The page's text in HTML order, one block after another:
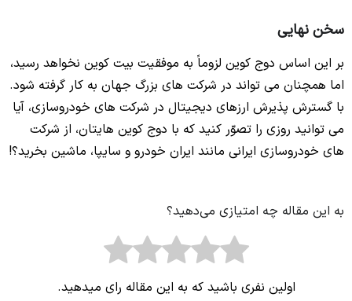
سخن نهایی
بر این اساس دوج کوین لزوماً به موفقیت بیت کوین نخواهد رسید،
اما همچنان می تواند در شرکت های بزرگ جهان به کار گرفته شود.
با گسترش پذیرش ارزهای دیجیتال در شرکت های خودروسازی، آیا
می توانید روزی را تصوّر کنید که با دوج کوین هایتان، از شرکت
های خودروسازی ایرانی مانند ایران خودرو و سایپا، ماشین بخرید؟!
به این مقاله چه امتیازی می‌دهید؟
اولین نفری باشید که به این مقاله رای میدهید.